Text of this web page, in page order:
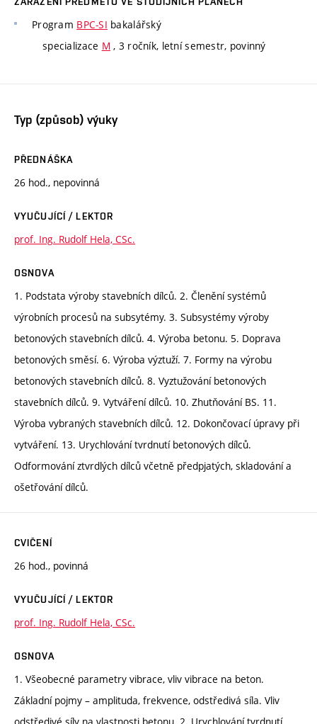
Program BPC-SI bakalářský
specializace M , 3 ročník, letní semestr, povinný
Typ (způsob) výuky
PŘEDNÁŠKA
26 hod., nepovinná
VYUČUJÍCÍ / LEKTOR
prof. Ing. Rudolf Hela, CSc.
OSNOVA
1. Podstata výroby stavebních dílců. 2. Členění systémů
výrobních procesů na subsytémy. 3. Subsystémy výroby
betonových stavebních dílců. 4. Výroba betonu. 5. Doprava
betonových směsí. 6. Výroba výztuží. 7. Formy na výrobu
betonových stavebních dílců. 8. Vyztužování betonových
stavebních dílců. 9. Vytváření dílců. 10. Zhutňování BS. 11.
Výroba vybraných stavebních dílců. 12. Dokončovací úpravy při
vytváření. 13. Urychlování tvrdnutí betonových dílců.
Odformování ztvrdlých dílců včetně předpjatých, skladování a
ošetřování dílců.
CVIČENÍ
26 hod., povinná
VYUČUJÍCÍ / LEKTOR
prof. Ing. Rudolf Hela, CSc.
OSNOVA
1. Všeobecné parametry vibrace, vliv vibrace na beton.
Základní pojmy – amplituda, frekvence, odstředivá síla. Vliv